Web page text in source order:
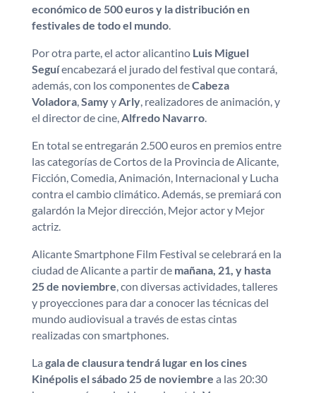
económico de 500 euros y la distribución en
festivales de todo el mundo.
Por otra parte, el actor alicantino Luis Miguel
Seguíencabezará el jurado del festival que contará,
además, con los componentes deCabeza
Voladora,SamyyArly, realizadores de animación, y
el director de cine,Alfredo Navarro.
En total se entregarán 2.500 euros en premios entre
las categorías de Cortos de la Provincia de Alicante,
Ficción, Comedia, Animación, Internacional y Lucha
contra el cambio climático. Además, se premiará con
galardón la Mejor dirección, Mejor actor y Mejor
actriz.
Alicante Smartphone Film Festival se celebrará en la
ciudad de Alicante a partir de mañana, 21, y hasta
25 de noviembre, con diversas actividades, talleres
y proyecciones para dar a conocer las técnicas del
mundo audiovisual a través de estas cintas
realizadas con smartphones.
La gala de clausura tendrá lugar en los cines
Kinépolis el sábado 25 de noviembre a las 20:30